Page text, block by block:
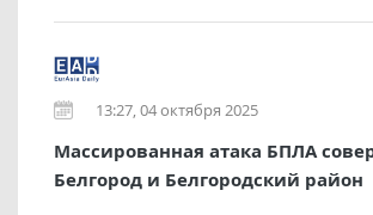
13:27, 04 октября 2025
Массированная атака БПЛА
Белгород и Белгородский район